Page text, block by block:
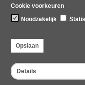
Cookie voorkeuren
Noodzakelijk
Opslaan
Details
3b AB-Besluit
01 december 2022,
3c AB-besluit begroting 2023
01 december 2022,
3b1 DB-besluit
2021
01 december 2022,docx,